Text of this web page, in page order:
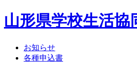
山形県学校生活協
お知らせ
各種申込書